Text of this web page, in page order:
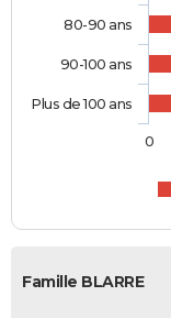
80-90 ans
90-100 ans
Plus de 100 ans
0
Famille BLARRE